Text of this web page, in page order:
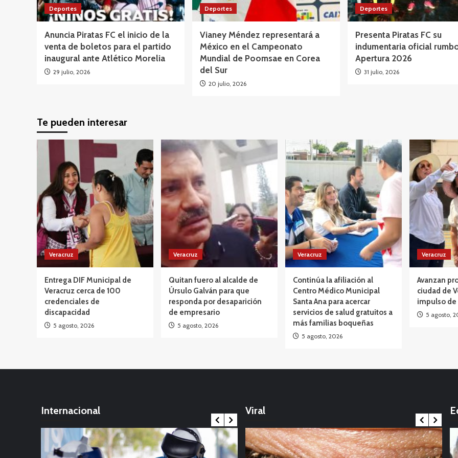
Deportes
Anuncia Piratas FC el inicio de la
venta de boletos para el partido
inaugural ante Atlético Morelia
29 julio, 2026
Deportes
Vianey Méndez representará a
México en el Campeonato
Mundial de Poomsae en Corea
del Sur
20 julio, 2026
Deportes
Presenta Piratas FC su
indumentaria oficial
Apertura 2026
31 julio, 2026
Te pueden interesar
Veracruz
Entrega DIF Municipal de
Veracruz cerca de 100
credenciales de
discapacidad
5 agosto, 2026
Veracruz
Quitan fuero al alcalde de
Úrsulo Galván para que
responda por desaparición
de empresario
5 agosto, 2026
Veracruz
Continúa la afiliación al
Centro Médico Municipal
Santa Ana para acercar
servicios de salud gratuitos a
más familias boqueñas
5 agosto, 2026
Veracruz
Avanzan
ciudad de
impulso de
5 agosto,
Internacional Viralcalendario político: Entre Tirios y Troyanos